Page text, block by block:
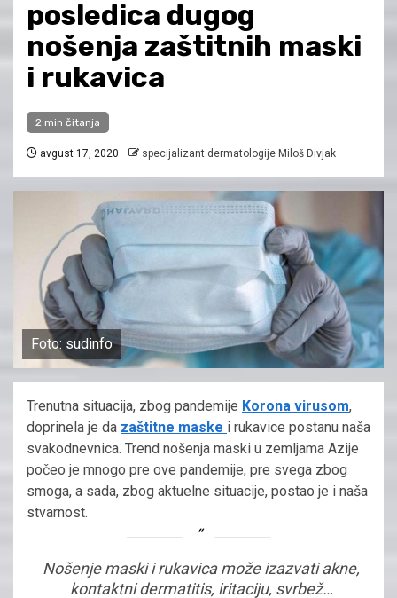
posledica dugog
nošenja zaštitnih maski
i rukavica
2 min čitanja
avgust 17, 2020 specijalizant dermatologije Miloš Divjak
Foto: sudinfo
Trenutna situacija, zbog pandemije Korona virusom,
doprinela je da zaštitne maske i rukavice postanu naša
svakodnevnica. Trend nošenja maski u zemljama Azije
počeo je mnogo pre ove pandemije, pre svega zbog
smoga, a sada, zbog aktuelne situacije, postao je i naša
stvarnost.
Nošenje maski i rukavica može izazvati akne,
kontaktni dermatitis, iritaciju, svrbež…